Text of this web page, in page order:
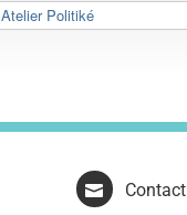
Atelier Politiké
Contact